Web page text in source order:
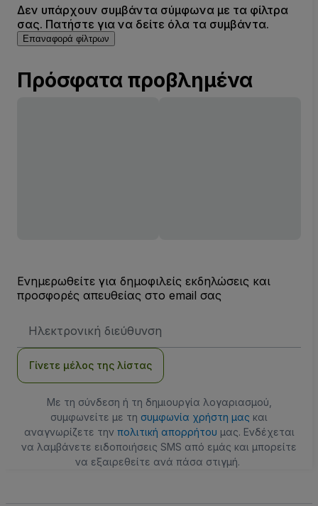
Δεν υπάρχουν συμβάντα σύμφωνα με τα φίλτρα
σας. Πατήστε για να δείτε όλα τα συμβάντα.
Επαναφορά φίλτρων
Πρόσφατα προβλημένα
Ενημερωθείτε για δημοφιλείς εκδηλώσεις και
προσφορές απευθείας στο email σας
Email
Γίνετε μέλος της λίστας
Με τη σύνδεση ή τη δημιουργία λογαριασμού,
συμφωνείτε με τη συμφωνία χρήστη μας και
αναγνωρίζετε την πολιτική απορρήτου μας. Ενδέχεται
να λαμβάνετε ειδοποιήσεις SMS από εμάς και μπορείτε
να εξαιρεθείτε ανά πάσα στιγμή.